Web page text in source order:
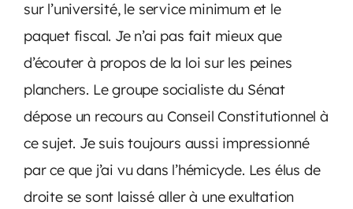
sur l’université, le service minimum et le
paquet fiscal. Je n’ai pas fait mieux que
d’écouter à propos de la loi sur les peines
planchers. Le groupe socialiste du Sénat
dépose un recours au Conseil Constitutionnel à
ce sujet. Je suis toujours aussi impressionné
par ce que j’ai vu dans l’hémicycle. Les élus de
droite se sont laissé aller à une exultation